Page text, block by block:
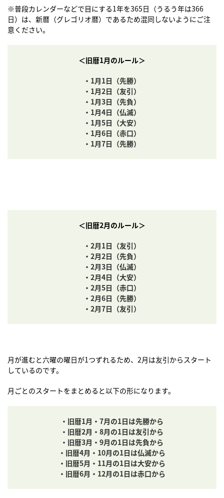
※普段カレンダーなどで目にする1年を365日（うるう年は366
日）は、新暦（グレゴリオ暦）であるため混同しないようにご注
意ください。
＜旧暦1月のルール＞
・1月1日（先勝）
・1月2日（友引）
・1月3日（先負）
・1月4日（仏滅）
・1月5日（大安）
・1月6日（赤口）
・1月7日（先勝）
＜旧暦2月のルール＞
・2月1日（友引）
・2月2日（先負）
・2月3日（仏滅）
・2月4日（大安）
・2月5日（赤口）
・2月6日（先勝）
・2月7日（友引）
月が進むと六曜の曜日が1つずれるため、2月は友引からスタート
しているのです。
月ごとのスタートをまとめると以下の形になります。
・旧暦1月・7月の1日は先勝から
・旧暦2月・8月の1日は友引から
・旧暦3月・9月の1日は先負から
・旧暦4月・10月の1日は仏滅から
・旧暦5月・11月の1日は大安から
・旧暦6月・12月の1日は赤口から